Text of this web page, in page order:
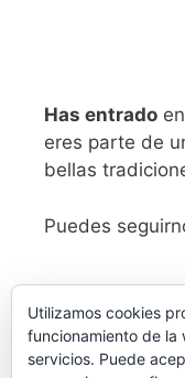
Has entrado
eres parte de
bellas
Puedes
Utilizamos cookies
funcionamiento de la
servicios. Puede